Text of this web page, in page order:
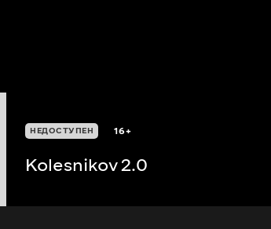
НЕДОСТУПЕН 16+
Kolesnikov 2.0